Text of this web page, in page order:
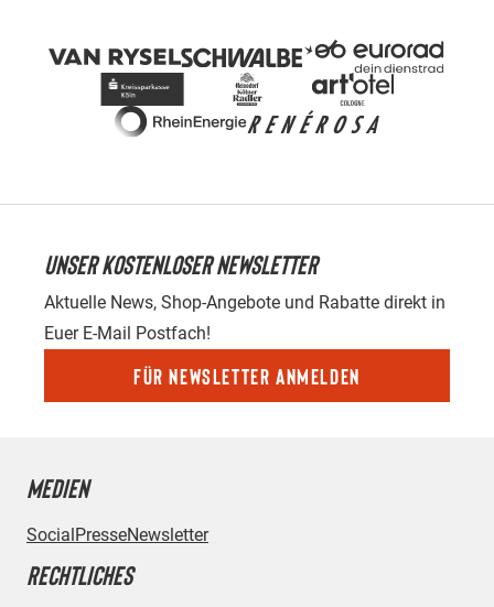
UNSER KOSTENLOSER NEWSLETTER
Aktuelle News, Shop-Angebote und Rabatte direkt in
Euer E-Mail Postfach!
Für Newsletter anmelden
MEDIEN
Social PresseNewsletter
RECHTLICHES